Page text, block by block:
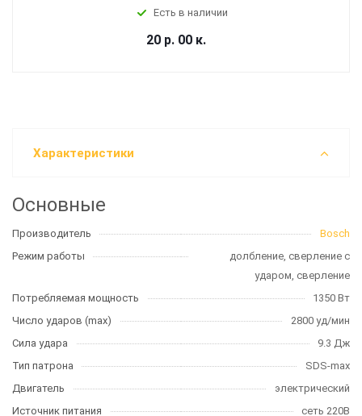
Есть в наличии
20 р. 00 к.
Характеристики
Основные
Производитель
Bosch
Режим работы
долбление, сверление с
ударом, сверление
Потребляемая мощность
1350 Вт
Число ударов (max)
2800 уд/мин
Сила удара
9.3 Дж
Тип патрона
SDS-max
Двигатель
электрический
Источник питания
сеть 220В